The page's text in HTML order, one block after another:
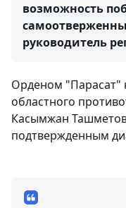
возможность
руководитель
Орденом "Парасат"
областного
Касымжан
подтвержденным